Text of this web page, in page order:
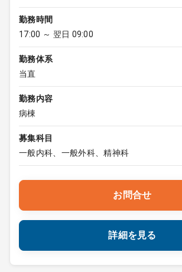
勤務時間
17:00 ～ 翌日 09:00
勤務体系
当直
勤務内容
病棟
募集科目
一般内科、一般外科、精神科
お問合せ
詳細を見る